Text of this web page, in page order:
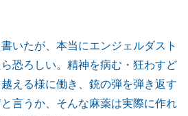
いたが、本当にエンジェルダスト
恐ろしい。精神を病む・狂わすど
える様に働き、銃の弾を弾き返す
言うか、そんな麻薬は実際に作れ